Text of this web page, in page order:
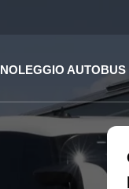
NOLEGGIO AUTOBUS